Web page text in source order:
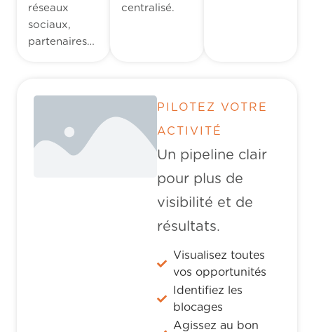
réseaux
sociaux,
partenaires…
centralisé.
PILOTEZ VOTRE
ACTIVITÉ
Un pipeline clair
pour plus de
visibilité et de
résultats.
Visualisez toutes
vos opportunités
Identifiez les
blocages
Agissez au bon